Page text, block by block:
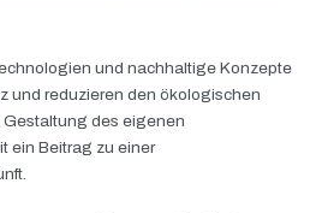
und nachhaltige Konzepte
und reduzieren den ökologischen
des eigenen
ein Beitrag zu einer